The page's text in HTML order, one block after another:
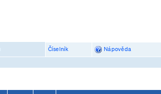
Číselník
Nápověda